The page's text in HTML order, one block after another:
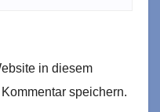
in diesem
speichern.